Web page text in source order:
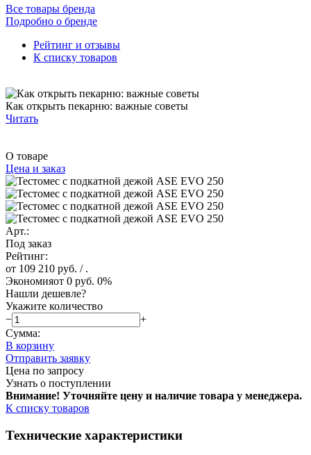
Все товары бренда
Подробно о бренде
Рейтинг и отзывы
К списку товаров
Как открыть пекарню: важные советы
Читать
О товаре
Цена и заказ
Арт.:
Под заказ
Рейтинг:
от 109 210 руб. / .
Экономияот 0 руб. 0%
Нашли дешевле?
Укажите количество
−
+
Сумма:
В корзину
Отправить заявку
Цена по запросу
Узнать о поступлении
Внимание! Уточняйте цену и наличие товара у менеджера.
К списку товаров
Технические характеристики